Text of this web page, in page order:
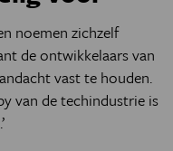
noemen zichzelf
de ontwikkelaars van
vast te houden.
van de techindustrie is